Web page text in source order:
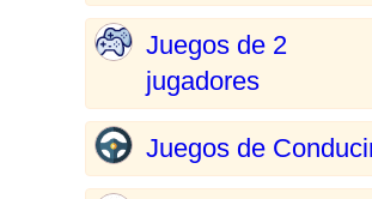
Juegos de 2
jugadores
Juegos de